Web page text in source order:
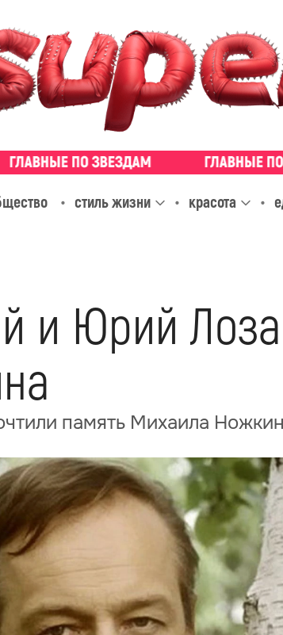
стиль жизни красота
и Юрий
память Михаила